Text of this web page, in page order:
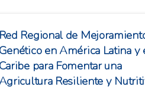
Regional de
en América Latina y
para Fomentar una
Resiliente y